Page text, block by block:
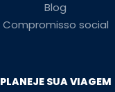
Blog
Compromisso social
PLANEJE SUA VIAGEM